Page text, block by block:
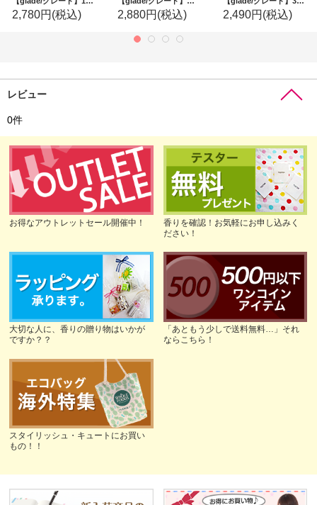
2,780円 (税込) 2,880円 (税込) 2,490円 (税込)
レビュー
0件
お得なアウトレットセール開催中！
香りを確認！お気軽にお申し込みく
ださい！
大切な人に、香りの贈り物はいかが
ですか？？
「あともう少しで送料無料…」それ
ならこちら！
スタイリッシュ・キュートにお買い
もの！！